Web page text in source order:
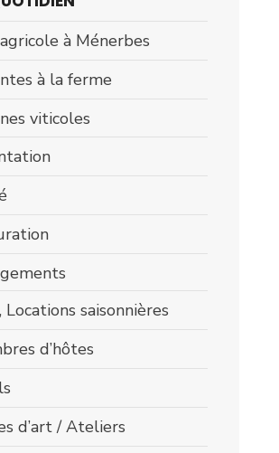
à Ménerbes
à la ferme
viticoles
Locations saisonnières
d’hôtes
d’art / Ateliers